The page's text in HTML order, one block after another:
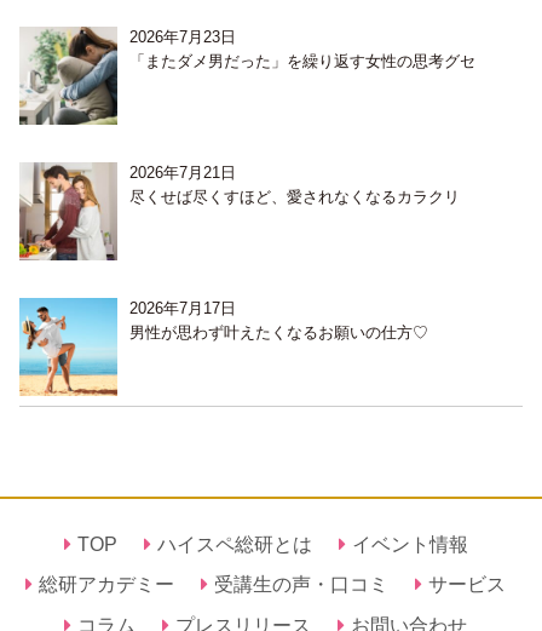
2026年7月23日
「またダメ男だった」を繰り返す女性の思考グセ
2026年7月21日
尽くせば尽くすほど、愛されなくなるカラクリ
2026年7月17日
男性が思わず叶えたくなるお願いの仕方♡
TOP ハイスペ総研とは
イベント情報
総研アカデミー
受講生の声・口コミ
サービス
コラム
プレスリリース お問い合わせ